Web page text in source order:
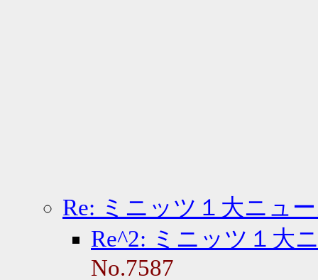
Re: ミニッツ１大ニュ
Re^2: ミニッツ１大
No.7587